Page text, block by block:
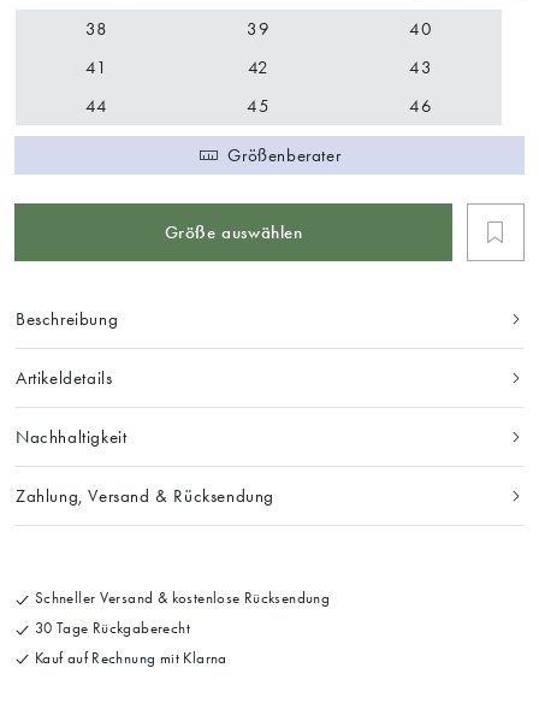
38 39
40
41
42
43
44
45 46
Größenberater
Größe auswählen
Beschreibung
Artikeldetails
Nachhaltigkeit
Zahlung, Versand & Rücksendung
Schneller Versand & kostenlose Rücksendung
30 Tage Rückgaberecht
Kauf auf Rechnung mit Klarna